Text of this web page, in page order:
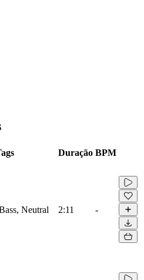
Duração BPM
Neutral 2:11 -